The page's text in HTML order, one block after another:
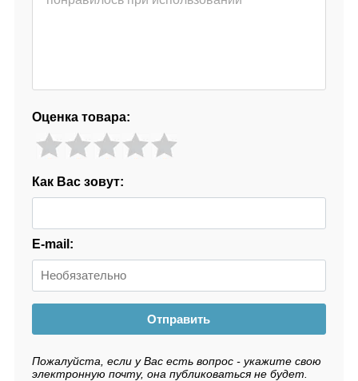
Оценка товара:
Как Вас зовут:
E-mail:
Отправить
Пожалуйста, если у Вас есть вопрос - укажите свою
электронную почту, она публиковаться не будет.